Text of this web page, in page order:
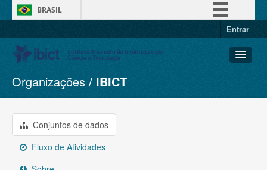
BRASIL
Entrar
Conjuntos de dados
Organizações
Grupos
Sobre
Organizações IBICT
Conjuntos de dados
Fluxo de Atividades